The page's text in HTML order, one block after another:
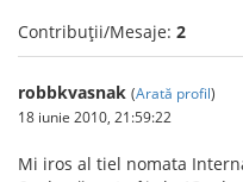
Contribuții/Mesaje: 2
robbkvasnak (Arată profil)
18 iunie 2010, 21:59:22
Mi iros al tiel nomata